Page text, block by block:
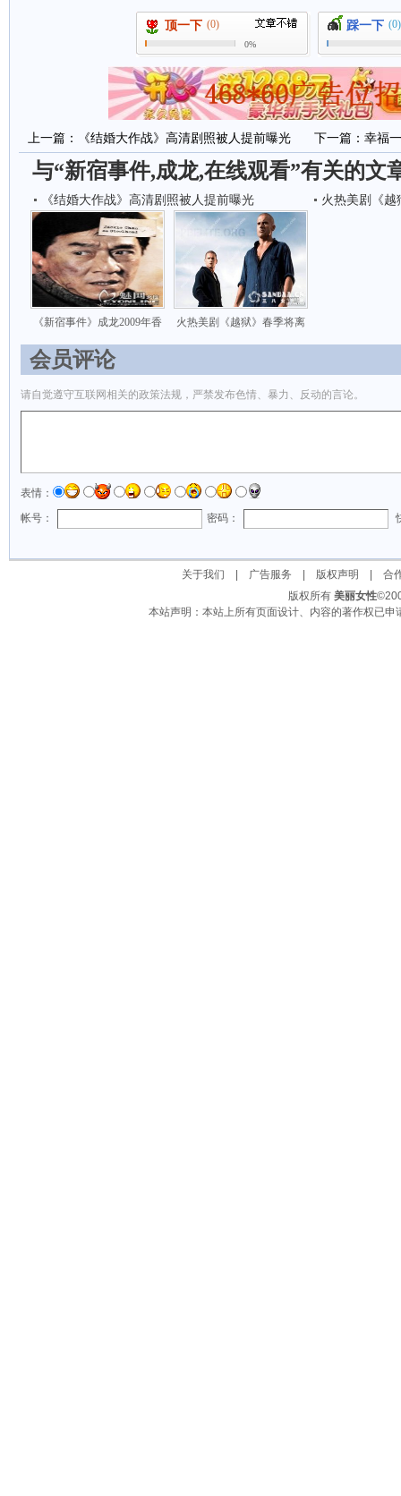
顶一下 (0)
0%
踩一下 (0)
上一篇： 《结婚大作战》高清剧照被人提前曝光 下一篇： 幸福
与“新宿事件,成龙,在线观看”有关的文
《结婚大作战》高清剧照被人提前曝光 火热美剧《越
《新宿事件》成龙2009年香 火热美剧《越狱》春季将离
会员评论
请自觉遵守互联网相关的政策法规，严禁发布色情、暴力、反动的言论。
表情：
帐号：
密码：
关于我们 广告服务 版权声明
合
版权所有 美丽女性
本站声明：本站上所有页面设计、内容的著作权已